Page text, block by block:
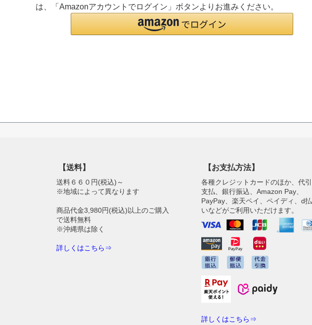
は、「Amazonアカウントでログイン」ボタンよりお進みください。
【送料】
送料６６０円(税込)～
※地域によって異なります
商品代金3,980円(税込)以上のご購入
で送料無料
※沖縄県は除く
詳しくはこちら⇒
【お支払方法】
各種クレジットカードのほか、代引
支払、銀行振込、Amazon Pay、
PayPay、楽天ペイ、ペイディ、d払
いなどがご利用いただけます。
詳しくはこちら⇒